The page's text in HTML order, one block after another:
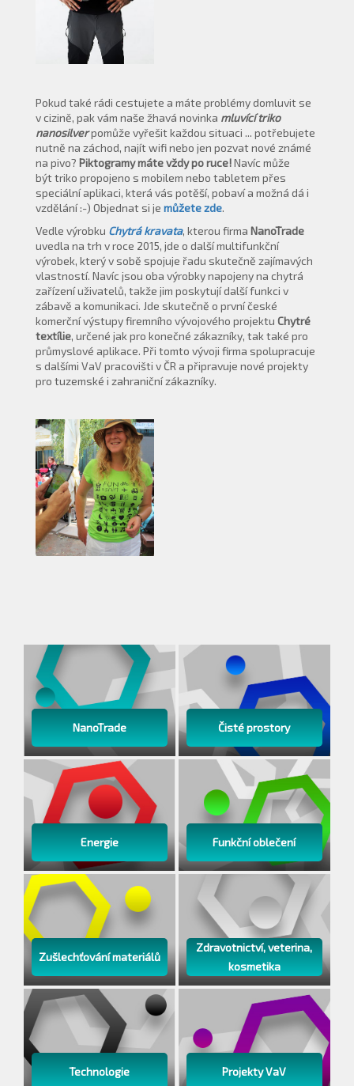
Pokud také rádi cestujete a máte problémy domluvit se
v cizině, pak vám naše žhavá novinka mluvící triko
nanosilverpomůže vyřešit každou situaci ... potřebujete
nutně na záchod, najít wifi nebo jen pozvat nové známé
na pivo? Piktogramy máte vždy po ruce!Navíc může
být triko propojeno s mobilem nebo tabletem přes
speciální aplikaci, která vás potěší, pobaví a možná dá i
vzdělání :-) Objednat si je můžete zde.
Vedle výrobku Chytrá kravata, kterou firma NanoTrade
uvedla na trh v roce 2015, jde o další multifunkční
výrobek, který v sobě spojuje řadu skutečně zajímavých
vlastností. Navíc jsou oba výrobky napojeny na chytrá
zařízení uživatelů, takže jim poskytují další funkci v
zábavě a komunikaci. Jde skutečně o první české
komerční výstupy firemního vývojového projektu Chytré
textílie, určené jak pro konečné zákazníky, tak také pro
průmyslové aplikace. Při tomto vývoji firma spolupracuje
s dalšími VaV pracovišti v ČR a připravuje nové projekty
pro tuzemské i zahraniční zákazníky.
NanoTrade Čisté prostory
Energie Funkční oblečení
Zušlechťování materiálů
Zdravotnictví, veterina,
kosmetika
Technologie Projekty VaV